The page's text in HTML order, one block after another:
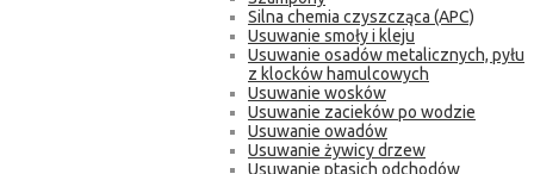
Silna chemia czyszcząca (APC)
Usuwanie smoły i kleju
Usuwanie osadów metalicznych, pyłu
z klocków hamulcowych
Usuwanie wosków
Usuwanie zacieków po wodzie
Usuwanie owadów
Usuwanie żywicy drzew
Usuwanie ptasich odchodów